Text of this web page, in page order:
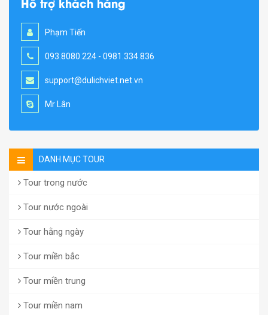
Phạm Tiến
093.8080.224 - 0981.334.836
support@dulichviet.net.vn
Mr Lân
DANH MỤC TOUR
Tour trong nước
Tour nước ngoài
Tour hằng ngày
Tour miền bắc
Tour miền trung
Tour miền nam